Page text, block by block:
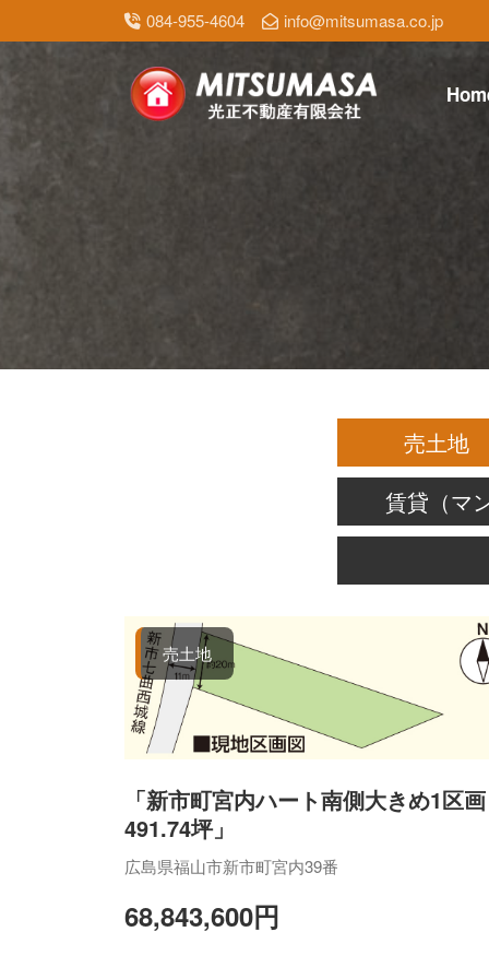
084-955-4604 info@mitsumasa.co.jp
売土地
賃貸（マ
売土地
「新市町宮内ハート南側大きめ1
491.74坪」
広島県福山市新市町宮内39番
68,843,600円